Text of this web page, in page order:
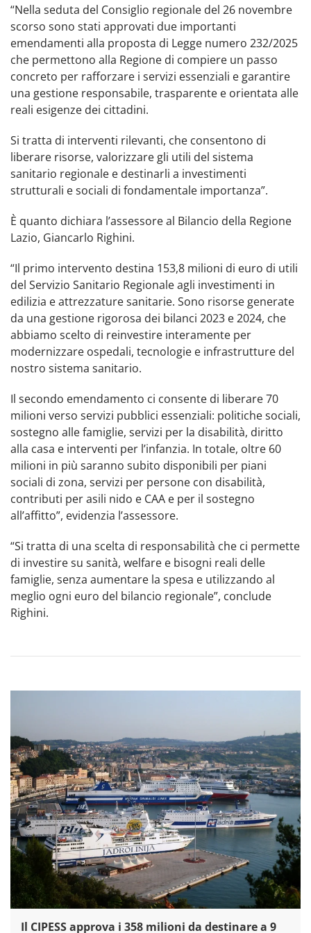
“Nella seduta del Consiglio regionale del 26 novembre
scorso sono stati approvati due importanti
emendamenti alla proposta di Legge numero 232/2025
che permettono alla Regione di compiere un passo
concreto per rafforzare i servizi essenziali e garantire
una gestione responsabile, trasparente e orientata alle
reali esigenze dei cittadini.
Si tratta di interventi rilevanti, che consentono di
liberare risorse, valorizzare gli utili del sistema
sanitario regionale e destinarli a investimenti
strutturali e sociali di fondamentale importanza”.
È quanto dichiara l’assessore al Bilancio della Regione
Lazio, Giancarlo Righini.
“Il primo intervento destina 153,8 milioni di euro di utili
del Servizio Sanitario Regionale agli investimenti in
edilizia e attrezzature sanitarie. Sono risorse generate
da una gestione rigorosa dei bilanci 2023 e 2024, che
abbiamo scelto di reinvestire interamente per
modernizzare ospedali, tecnologie e infrastrutture del
nostro sistema sanitario.
Il secondo emendamento ci consente di liberare 70
milioni verso servizi pubblici essenziali: politiche sociali,
sostegno alle famiglie, servizi per la disabilità, diritto
alla casa e interventi per l’infanzia. In totale, oltre 60
milioni in più saranno subito disponibili per piani
sociali di zona, servizi per persone con disabilità,
contributi per asili nido e CAA e per il sostegno
all’affitto”, evidenzia l’assessore.
“Si tratta di una scelta di responsabilità che ci permette
di investire su sanità, welfare e bisogni reali delle
famiglie, senza aumentare la spesa e utilizzando al
meglio ogni euro del bilancio regionale”, conclude
Righini.
Il CIPESS approva i 358 milioni da destinare a 9